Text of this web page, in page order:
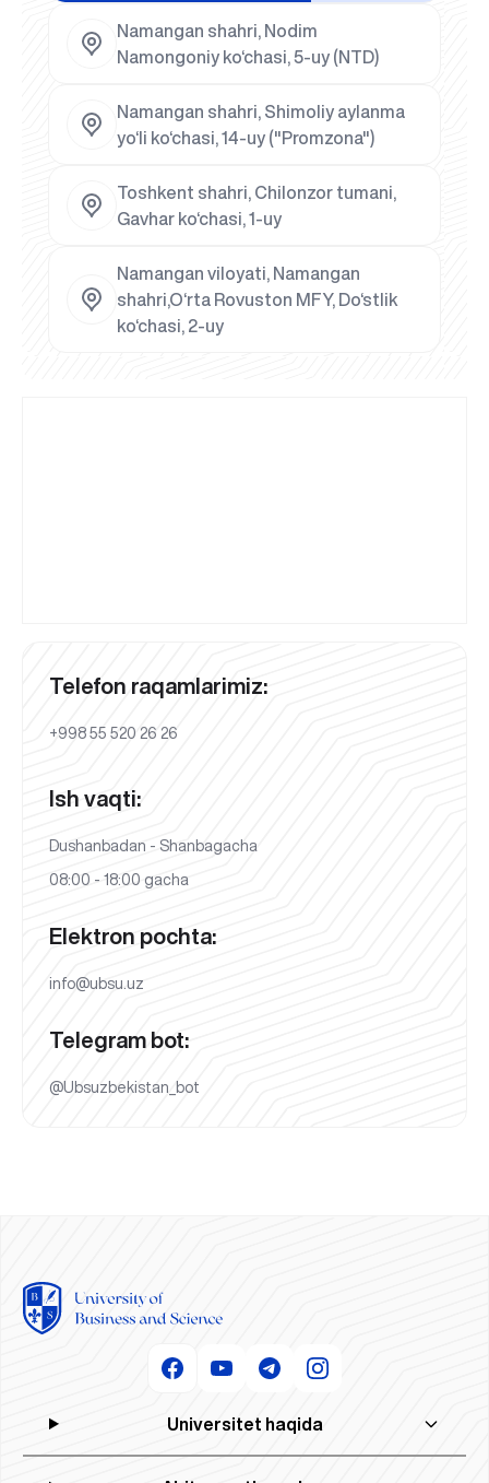
Namangan shahri, Nodim
Namongoniy ko‘chasi, 5-uy (NTD)
Namangan shahri, Shimoliy aylanma
yo‘li ko‘chasi, 14-uy ("Promzona")
Toshkent shahri, Chilonzor tumani,
Gavhar ko‘chasi, 1-uy
Namangan viloyati, Namangan
shahri,O‘rta Rovuston MFY, Do‘stlik
ko‘chasi, 2-uy
Telefon raqamlarimiz:
+998 55 520 26 26
Ish vaqti:
Dushanbadan - Shanbagacha
08:00 - 18:00 gacha
Elektron pochta:
info@ubsu.uz
Telegram bot:
@Ubsuzbekistan_bot
Universitet haqida